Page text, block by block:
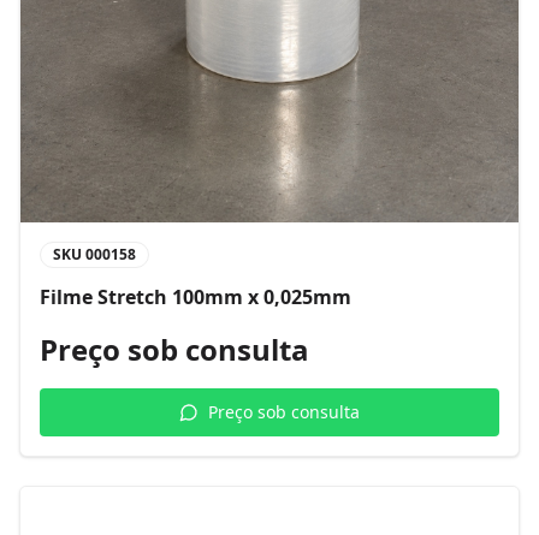
SKU 000158
Filme Stretch 100mm x 0,025mm
Preço sob consulta
Preço sob consulta